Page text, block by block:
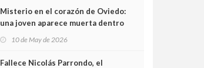
Misterio en el corazón de Oviedo:
una joven aparece muerta dentro
cámaras captan sus últimos
minutos
10 de May de 2026
Fallece Nicolás Parrondo, el